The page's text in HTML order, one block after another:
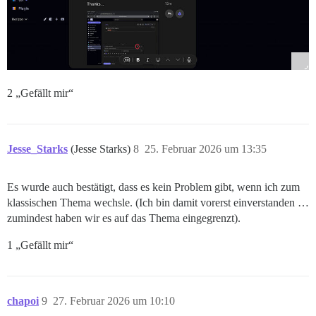
2 „Gefällt mir“
Jesse_Starks (Jesse Starks) 25. Februar 2026 um 13:35
8
Es wurde auch bestätigt, dass es kein Problem gibt, wenn ich zum
klassischen Thema wechsle. (Ich bin damit vorerst einverstanden …
zumindest haben wir es auf das Thema eingegrenzt).
1 „Gefällt mir“
chapoi 27. Februar 2026 um 10:10
9